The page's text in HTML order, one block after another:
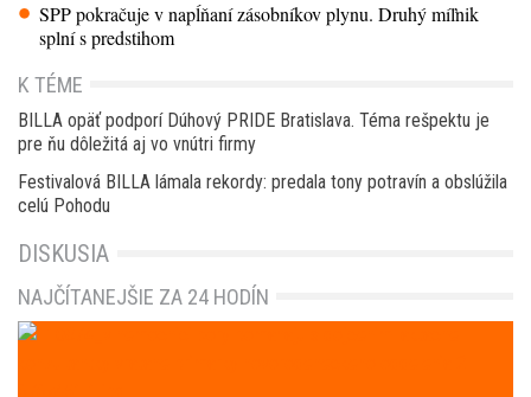
SPP pokračuje v napĺňaní zásobníkov plynu. Druhý míľnik
splní s predstihom
K TÉME
BILLA opäť podporí Dúhový PRIDE Bratislava. Téma rešpektu je
pre ňu dôležitá aj vo vnútri firmy
Festivalová BILLA lámala rekordy: predala tony potravín a obslúžila
celú Pohodu
DISKUSIA
NAJČÍTANEJŠIE ZA 24 HODÍN